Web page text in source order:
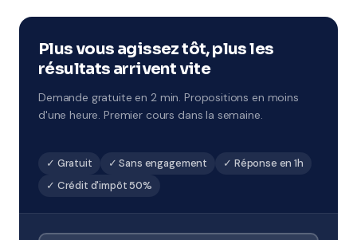
Disponibles à Saint-André.
Plus vous agissez tôt, plus les
résultats arrivent vite
Demande gratuite en 2 min. Propositions en moins
d'une heure. Premier cours dans la semaine.
✓ Gratuit ✓ Sans engagement
✓ Réponse en 1h
✓ Crédit d'impôt 50%